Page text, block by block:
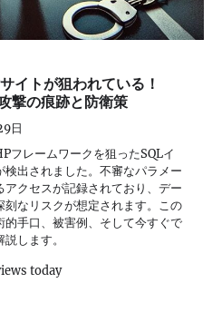
トが狙われている！
撃の痕跡と防衛策
日
レームワークを狙ったSQLイ
出されました。不審なパラメー
クセスが記録されており、デー
なリスクが想定されます。この
手口、被害例、そして今すぐで
します。
today